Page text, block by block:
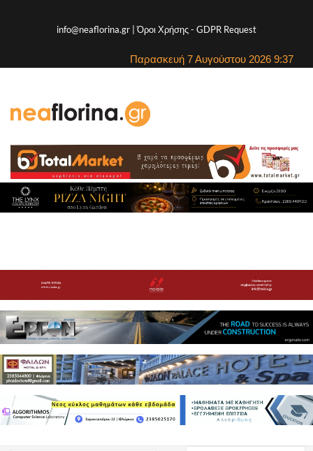
info@neaflorina.gr |Όροι Χρήσης- GDPR Request
Παρασκευή 7 Αυγούστου 2026 9:37